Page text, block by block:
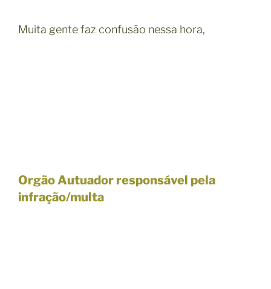
Muita gente faz confusão nessa hora,
Orgão Autuador responsável pela
infração/multa